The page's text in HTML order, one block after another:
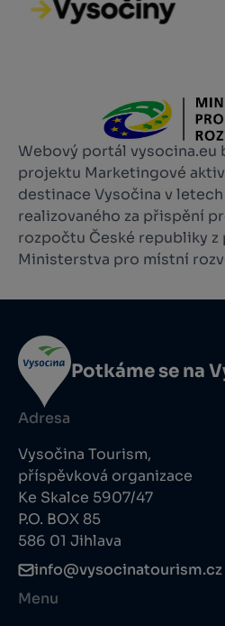
Webový portál vysocina.eu
projektu Marketingové
destinace Vysočina v
realizovaného za přispění
rozpočtu České republiky z
Ministerstva pro místní
Potkáme se na
Adresa
Vysočina Tourism,
příspěvková organizace
Ke Skalce 5907/47
P.O. BOX 85
586 01 Jihlava
info@vysocinatourism.cz
Menu